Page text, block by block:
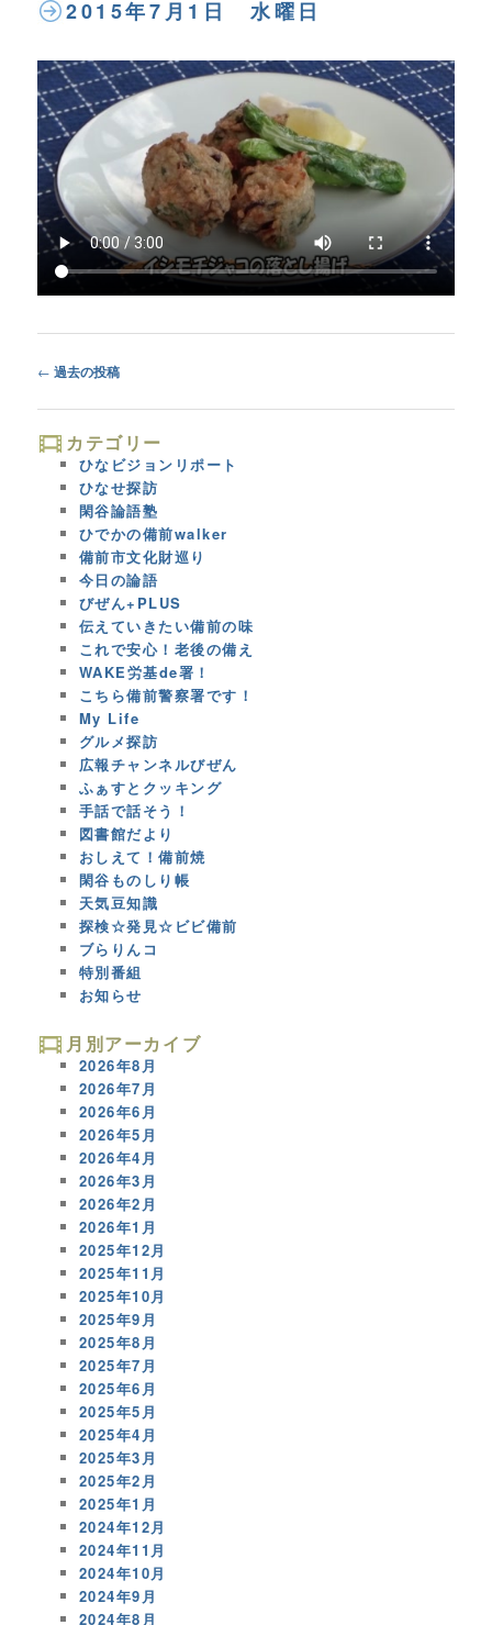
2015年7月1日 水曜日
Post
← 過去の投稿
カテゴリー
ひなビジョンリポート
ひなせ探訪
閑谷論語塾
ひでかの備前walker
備前市文化財巡り
今日の論語
びぜん+PLUS
伝えていきたい備前の味
これで安心！老後の備え
WAKE労基de署！
こちら備前警察署です！
My Life
グルメ探訪
広報チャンネルびぜん
ふぁすとクッキング
手話で話そう！
図書館だより
おしえて！備前焼
閑谷ものしり帳
天気豆知識
探検☆発見☆ビビ備前
ブらりんコ
特別番組
お知らせ
月別アーカイブ
2026年8月
2026年7月
2026年6月
2026年5月
2026年4月
2026年3月
2026年2月
2026年1月
2025年12月
2025年11月
2025年10月
2025年9月
2025年8月
2025年7月
2025年6月
2025年5月
2025年4月
2025年3月
2025年2月
2025年1月
2024年12月
2024年11月
2024年10月
2024年9月
2024年8月